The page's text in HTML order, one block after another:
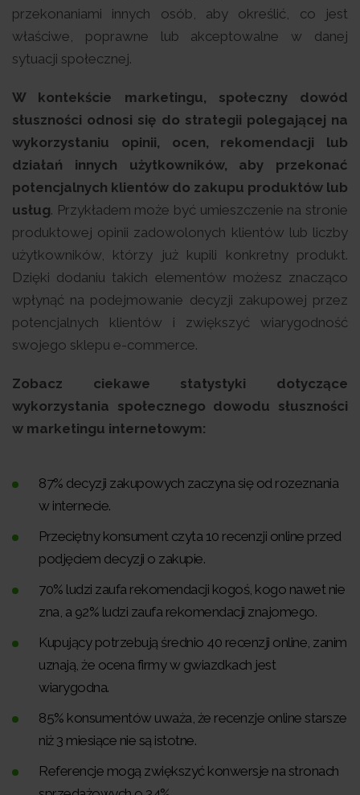
przekonaniami innych osób, aby określić, co jest
właściwe, poprawne lub akceptowalne w danej
sytuacji społecznej.
W kontekście marketingu, społeczny dowód
słuszności odnosi się do strategii polegającej na
wykorzystaniu opinii, ocen, rekomendacji lub
działań innych użytkowników, aby przekonać
potencjalnych klientów do zakupu produktów lub
usług. Przykładem może być umieszczenie na stronie
produktowej opinii zadowolonych klientów lub liczby
użytkowników, którzy już kupili konkretny produkt.
Dzięki dodaniu takich elementów możesz znacząco
wpłynąć na podejmowanie decyzji zakupowej przez
potencjalnych klientów i zwiększyć wiarygodność
swojego sklepu e-commerce.
Zobacz ciekawe statystyki dotyczące
wykorzystania społecznego dowodu słuszności
w marketingu internetowym:
87% decyzji zakupowych zaczyna się od rozeznania
w internecie.
Przeciętny konsument czyta 10 recenzji online przed
podjęciem decyzji o zakupie.
70% ludzi zaufa rekomendacji kogoś, kogo nawet nie
zna, a 92% ludzi zaufa rekomendacji znajomego.
Kupujący potrzebują średnio 40 recenzji online, zanim
uznają, że ocena firmy w gwiazdkach jest
wiarygodna.
85% konsumentów uważa, że ​​recenzje online starsze
niż 3 miesiące nie są istotne.
Referencje mogą zwiększyć konwersje na stronach